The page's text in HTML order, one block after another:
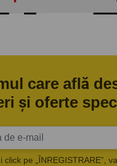
care află
și oferte
click pe „ÎNREGISTRARE”,